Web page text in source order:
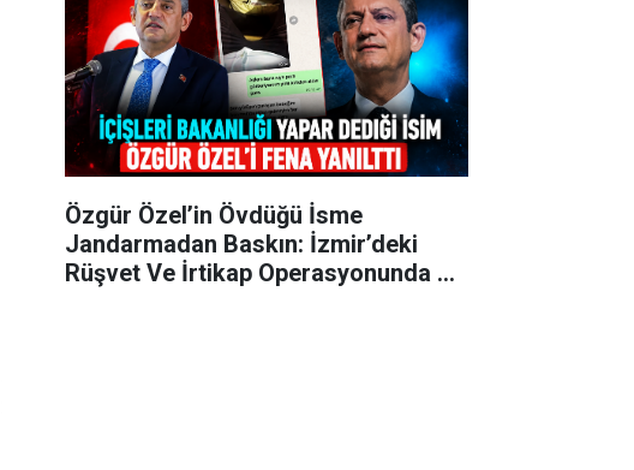
Özgür Özel’in Övdüğü İsme
Jandarmadan Baskın: İzmir’deki
Rüşvet Ve İrtikap Operasyonunda 15